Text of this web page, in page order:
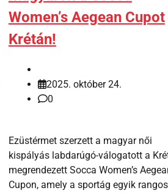
Women’s Aegean Cupot
Krétán!
2025. október 24.
0
Ezüstérmet szerzett a magyar női
kispályás labdarúgó-válogatott a
megrendezett Socca Women’s
Cupon, amely a sportág egyik rangos